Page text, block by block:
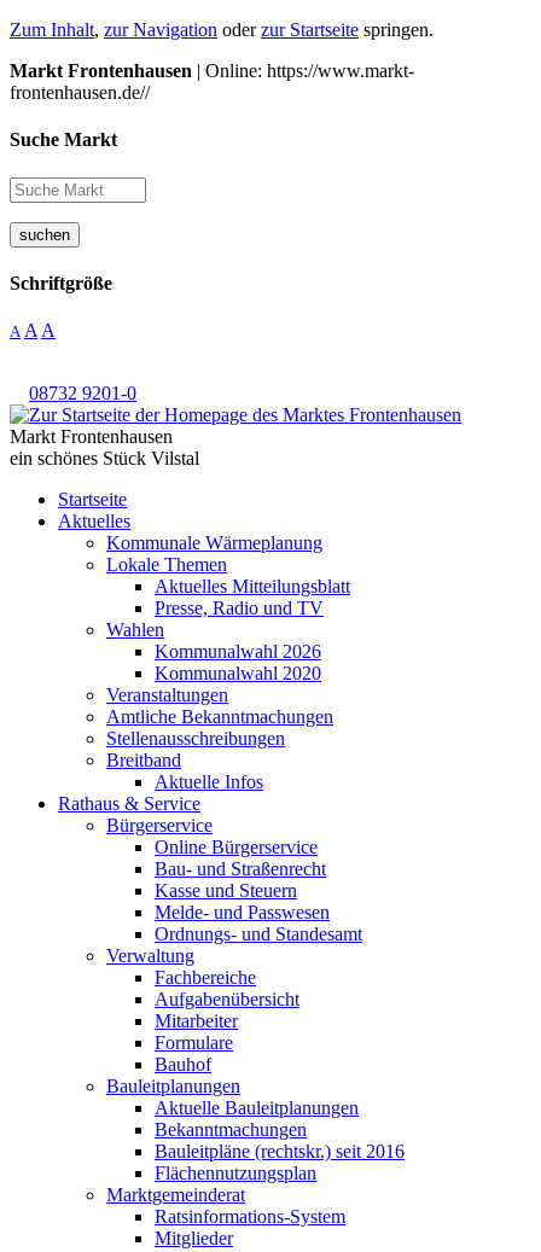
Zum Inhalt, zur Navigation oderzur Startseite springen.
Markt Frontenhausen | Online: https://www.markt-
frontenhausen.de//
Suche Markt
suchen
Schriftgröße
A A A
08732 9201-0
Markt Frontenhausen
ein schönes Stück Vilstal
Startseite
Aktuelles
Kommunale Wärmeplanung
Lokale Themen
Aktuelles Mitteilungsblatt
Presse, Radio und TV
Wahlen
Kommunalwahl 2026
Kommunalwahl 2020
Veranstaltungen
Amtliche Bekanntmachungen
Stellenausschreibungen
Breitband
Aktuelle Infos
Rathaus & Service
Bürgerservice
Online Bürgerservice
Bau- und Straßenrecht
Kasse und Steuern
Melde- und Passwesen
Ordnungs- und Standesamt
Verwaltung
Fachbereiche
Aufgabenübersicht
Mitarbeiter
Formulare
Bauhof
Bauleitplanungen
Aktuelle Bauleitplanungen
Bekanntmachungen
Bauleitpläne (rechtskr.) seit 2016
Flächennutzungsplan
Marktgemeinderat
Ratsinformations-System
Mitglieder